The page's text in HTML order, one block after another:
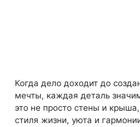
Когда дело доходит до
мечты, каждая деталь
это не просто стены и
стиля жизни, уюта и